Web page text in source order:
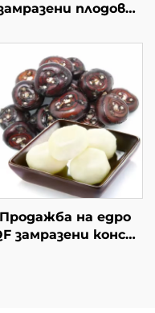
плодове
праскови
половинки на
опаковки в
голямо количество
Продажба на едро
замразени конски